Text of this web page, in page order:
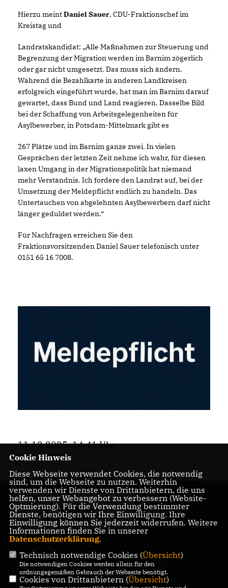
Hierzu meintDaniel Sauer, CDU-Fraktionschef im
Kreistag und
Landratskandidat: „Alle Maßnahmen zur Steuerung und
Begrenzung der Migration werden im Barnim zögerlich
oder gar nicht umgesetzt. Das muss sich ändern.
Während die Bezahlkarte in anderen Landkreisen
erfolgreich eingeführt wurde, hat man im Barnim darauf
gewartet, dass Bund und Land reagieren. Dasselbe Bild
bei der Schaffung von Arbeitsgelegenheiten für
Asylbewerber, in Potsdam-Mittelmark gibt es
267 Plätze und im Barnim ganze zwei. In vielen
Gesprächen der letzten Zeit nehme ich wahr, für diesen
laxen Umgang in der Migrationspolitik hat niemand
mehr Verständnis. Ich fordere den Landrat auf, bei der
Umsetzung der Meldepflicht endlich zu handeln. Das
Untertauchen von abgelehnten Asylbewerbern darf nicht
länger geduldet werden.“
Für Nachfragen erreichen Sie den
Fraktionsvorsitzenden Daniel Sauer telefonisch unter
0151 65 16 7008.
11.12.2025, 14:41 Uhr
Internetauftritt der
CDU Bernau
IMPRESSUM DATENSCHUTZ KONTAKT
Cookie Hinweis
Diese Webseite verwendet Cookies, die notwendig
sind, um die Webseite zu nutzen. Weiterhin
verwenden wir Dienste von Drittanbietern, die uns
helfen, unser Webangebot zu verbessern (Website-
Optmierung). Für die Verwendung bestimmter
Dienste, benötigen wir Ihre Einwilligung. Ihre
Einwilligung können Sie jederzeit widerrufen. Weitere
Informationen finden Sie in unserer
Datenschutzerklärung.
Technisch notwendige Cookies (Übersicht)
Die notwendigen Cookies werden allein für den
ordnungsgemäßen Gebrauch der Webseite benötigt.
Cookies von Drittanbietern (Übersicht)